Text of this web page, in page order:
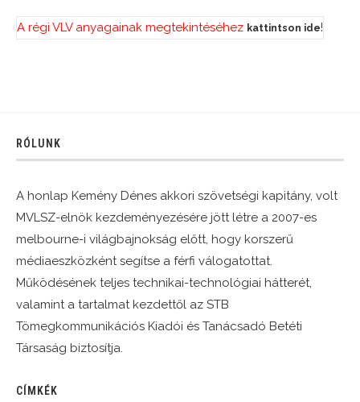
A régi VLV anyagainak megtekintéséhez kattintson ide!
RÓLUNK
A honlap Kemény Dénes akkori szövetségi kapitány, volt
MVLSZ-elnök kezdeményezésére jött létre a 2007-es
melbourne-i világbajnokság előtt, hogy korszerű
médiaeszközként segítse a férfi válogatottat.
Működésének teljes technikai-technológiai hátterét,
valamint a tartalmat kezdettől az STB
Tömegkommunikációs Kiadói és Tanácsadó Betéti
Társaság biztosítja.
CÍMKÉK